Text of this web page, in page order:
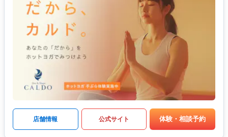
店舗情報 公式サイト 体験・相談予約